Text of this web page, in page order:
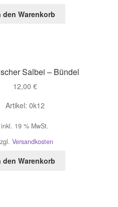
den Warenkorb
Salbei – Bündel
12,00 €
Artikel: 0k12
inkl. 19 % MwSt.
Versandkosten
den Warenkorb